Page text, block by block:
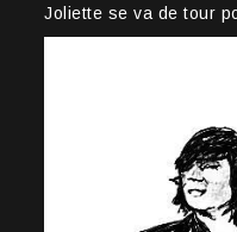
Joliette se va de tour